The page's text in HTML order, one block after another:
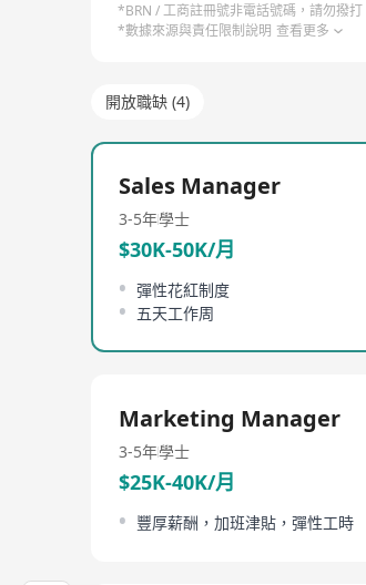
*BRN / 工商註冊號非電話號碼，請勿撥打
*數據來源與責任限制說明 查看更多
開放職缺 (4)
Sales Manager
3-5年學士
$30K-50K/月
彈性花紅制度
五天工作周
Marketing Manager
3-5年學士
$25K-40K/月
豐厚薪酬，加班津貼，彈性工時